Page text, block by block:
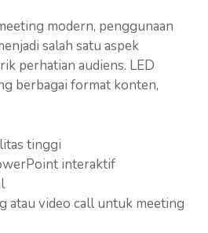
modern, penggunaan
salah satu aspek
perhatian audiens. LED
berbagai format konten,
tinggi
interaktif
atau video call untuk meeting